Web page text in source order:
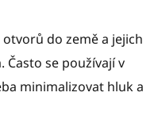
do země a jejich
se používají v
minimalizovat hluk a